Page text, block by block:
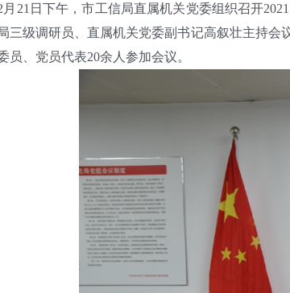
日下午，市工信局直属机关党委组织召开
三级调研员、直属机关党委副书记高叙壮主持
员、党员代表20余人参加会议。